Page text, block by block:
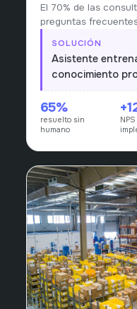
El 70% de las
preguntas
SOLUCIÓN
Asistente
conocimiento
WhatsApp y al
escalamiento
65%
resuelto sin
humano